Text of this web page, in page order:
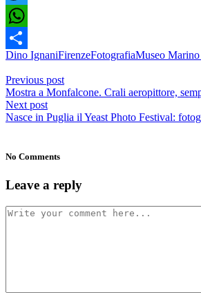
Twitter
WhatsApp
Condividi
Dino IgnaniFirenzeFotografiaMuseo
Previous post
Mostra a Monfalcone. Crali aeropittore,
Next post
Nasce in Puglia il Yeast Photo Festival:
No Comments
Leave a reply